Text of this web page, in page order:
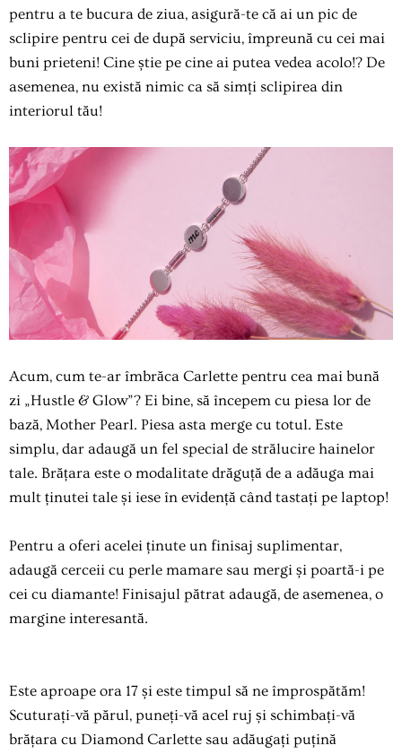
pentru a te bucura de ziua, asigură-te că ai un pic de
sclipire pentru cei de după serviciu, împreună cu cei mai
buni prieteni! Cine știe pe cine ai putea vedea acolo!? De
asemenea, nu există nimic ca să simți sclipirea din
interiorul tău!
Acum, cum te-ar îmbrăca Carlette pentru cea mai bună
zi „Hustle & Glow”? Ei bine, să începem cu piesa lor de
bază, Mother Pearl. Piesa asta merge cu totul. Este
simplu, dar adaugă un fel special de strălucire hainelor
tale. Brățara este o modalitate drăguță de a adăuga mai
mult ținutei tale și iese în evidență când tastați pe laptop!
Pentru a oferi acelei ținute un finisaj suplimentar,
adaugă cerceii cu perle mamare sau mergi și poartă-i pe
cei cu diamante! Finisajul pătrat adaugă, de asemenea, o
margine interesantă.
Este aproape ora 17 și este timpul să ne împrospătăm!
Scuturați-vă părul, puneți-vă acel ruj și schimbați-vă
brățara cu Diamond Carlette sau adăugați puțină